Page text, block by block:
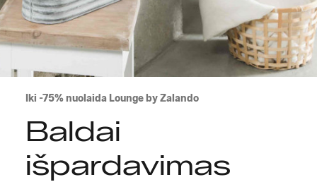
Iki -75% nuolaida Lounge by Zalando
Baldai
išpardavimas